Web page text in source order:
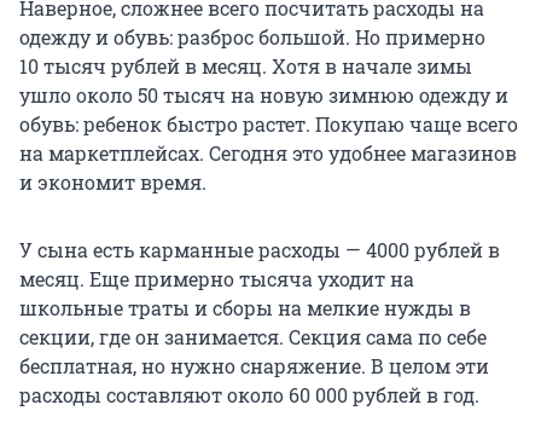
Наверное, сложнее всего посчитать расходы на
одежду и обувь: разброс большой. Но примерно
10 тысяч рублей в месяц. Хотя в начале зимы
ушло около50 тысяч на новую зимнюю одежду и
обувь: ребенок быстро растет. Покупаю чаще всего
на маркетплейсах. Сегодня это удобнее магазинов
и экономит время.
У сына есть карманные расходы — 4000 рублей в
месяц. Еще примерно тысяча уходит на
школьные траты и сборы на мелкие нужды в
секции, где он занимается. Секция сама по себе
бесплатная, но нужно снаряжение. В целом эти
расходы составляют около 60 000рублей в год.